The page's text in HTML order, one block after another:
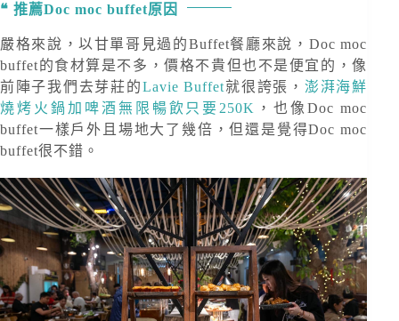
推薦Doc moc buffet原因
嚴格來說，以甘單哥見過的Buffet餐廳來說，Doc moc
buffet的食材算是不多，價格不貴但也不是便宜的，像
前陣子我們去芽莊的Lavie Buffet就很誇張， 澎湃海鮮
燒烤火鍋加啤酒無限暢飲只要250K ，也像Doc moc
buffet一樣戶外且場地大了幾倍，但還是覺得Doc moc
buffet很不錯。